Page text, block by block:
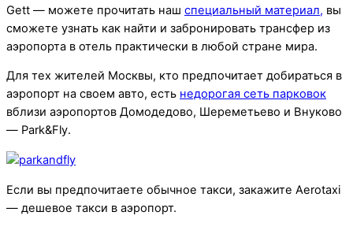
Gett — можете прочитать наш специальный материал, вы
сможете узнать как найти и забронировать трансфер из
аэропорта в отель практически в любой стране мира.
Для тех жителей Москвы, кто предпочитает добираться в
аэропорт на своем авто, есть недорогая сеть парковок
вблизи аэропортов Домодедово, Шереметьево и Внуково
— Park&Fly.
Если вы предпочитаете обычное такси, закажите Aerotaxi
— дешевое такси в аэропорт.